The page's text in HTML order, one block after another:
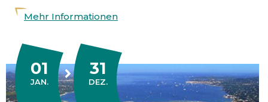
Mehr Informationen
DU 01
JAN. JANUAR
AU 31
DEZ. DEZEMBER